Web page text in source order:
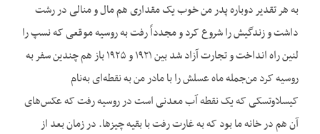
به‌ هر تقدیر دوباره پدر من خوب یک مقداری هم مال و منالی در رشت
داشت و زندگیش را شروع کرد و مجدداً رفت به روسیه موقعی که نسپ را
لنین راه انداخت و تجارت آزاد شد بین ۱۹۲۱ و ۱۹۲۵ باز هم چندین سفر به
روسیه کرد من‌جمله ماه عسلش را با مادر من به نقطه‌ای به‌نام
کیسلاوتسکی که یک نقطه آب معدنی است در روسیه رفت که عکس‌های
آن هم در خانه ما بود که به غارت رفت با بقیه چیزها. در زمان بعد از